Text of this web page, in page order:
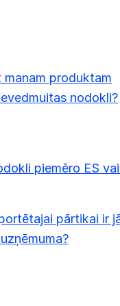
manam produktam
nodokli?
piemēro ES
pārtikai ir